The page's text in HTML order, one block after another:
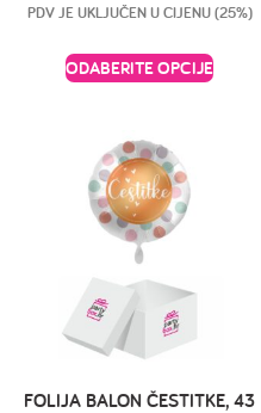
PDV JE UKLJUČEN U CIJENU (25%)
ODABERITE OPCIJE
FOLIJA BALON ČESTITKE, 43